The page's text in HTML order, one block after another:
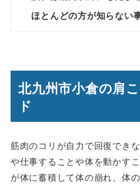
ほとんどの方が知らない
北九州市小倉の肩
ド
筋肉のコリが自力で回復でき
や仕事することや体を動かす
が体に蓄積して体の崩れ、体